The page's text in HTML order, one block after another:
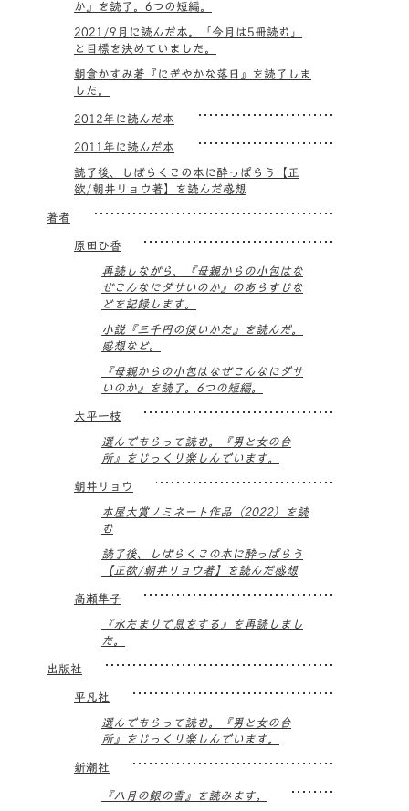
か』を読了。6つの短編。
2021/9月に読んだ本。「今月は5冊読む」
と目標を決めていました。
朝倉かすみ著『にぎやかな落日』を読了しま
した。
2012年に読んだ本
2011年に読んだ本
読了後、しばらくこの本に酔っぱらう【正
欲/朝井リョウ著】を読んだ感想
著者
原田ひ香
再読しながら、『母親からの小包はな
ぜこんなにダサいのか』のあらすじな
どを記録します。
小説『三千円の使いかた』を読んだ。
感想など。
『母親からの小包はなぜこんなにダサ
いのか』を読了。6つの短編。
大平一枝
選んでもらって読む。『男と女の台
所』をじっくり楽しんでいます。
朝井リョウ
本屋大賞ノミネート作品（2022）を読
む
読了後、しばらくこの本に酔っぱらう
【正欲/朝井リョウ著】を読んだ感想
高瀬隼子
『水たまりで息をする』を再読しまし
た。
出版社
平凡社
選んでもらって読む。『男と女の台
所』をじっくり楽しんでいます。
新潮社
『八月の銀の雪』を読みます。